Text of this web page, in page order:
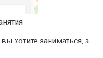
хотите заниматься, а